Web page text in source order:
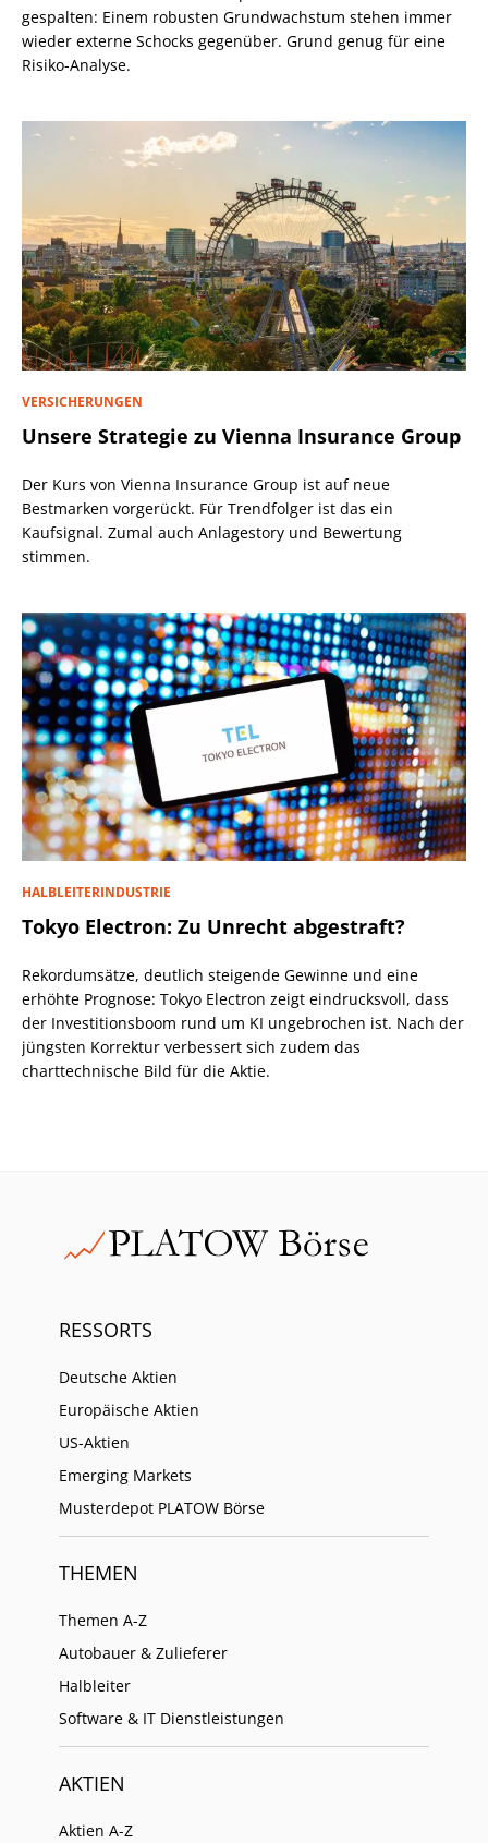
gespalten: Einem robusten Grundwachstum stehen immer
wieder externe Schocks gegenüber. Grund genug für eine
Risiko-Analyse.
VERSICHERUNGEN
Unsere Strategie zu Vienna Insurance Group
Der Kurs von Vienna Insurance Group ist auf neue
Bestmarken vorgerückt. Für Trendfolger ist das ein
Kaufsignal. Zumal auch Anlagestory und Bewertung
stimmen.
HALBLEITERINDUSTRIE
Tokyo Electron: Zu Unrecht abgestraft?
Rekordumsätze, deutlich steigende Gewinne und eine
erhöhte Prognose: Tokyo Electron zeigt eindrucksvoll, dass
der Investitionsboom rund um KI ungebrochen ist. Nach der
jüngsten Korrektur verbessert sich zudem das
charttechnische Bild für die Aktie.
RESSORTS
Deutsche Aktien
Europäische Aktien
US-Aktien
Emerging Markets
Musterdepot PLATOW Börse
THEMEN
Themen A-Z
Autobauer & Zulieferer
Halbleiter
Software & IT Dienstleistungen
AKTIEN
Aktien A-Z